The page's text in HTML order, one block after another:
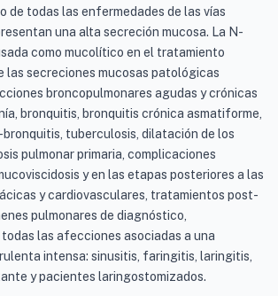
de todas las enfermedades de las vías
una alta secreción mucosa. La N-
como mucolítico en el tratamiento
las secreciones mucosas patológicas
broncopulmonares agudas y crónicas
bronquitis, bronquitis crónica asmatiforme,
tuberculosis, dilatación de los
pulmonar primaria, complicaciones
y en las etapas posteriores a las
y cardiovasculares, tratamientos post-
pulmonares de diagnóstico,
las afecciones asociadas a una
intensa: sinusitis, faringitis, laringitis,
y pacientes laringostomizados.